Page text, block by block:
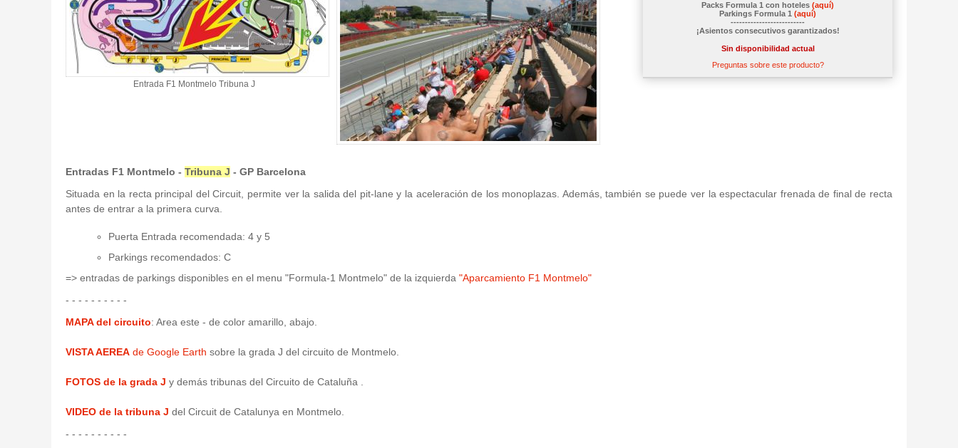
Entrada F1 Montmelo Tribuna J
Packs Formula 1 con hoteles (aquí)
Parkings Formula 1 (aquí)
--------------------------
¡Asientos consecutivos garantizados!
Sin disponibilidad actual
Preguntas sobre este producto?
Entradas F1 Montmelo - Tribuna J - GP Barcelona
Situada en la recta principal del Circuit, permite ver la salida del pit-lane y la aceleración de los monoplazas. Además, también se puede ver la espectacular frenada de final de recta
antes de entrar a la primera curva.
Puerta Entrada recomendada: 4 y 5
Parkings recomendados: C
=> entradas de parkings disponibles en el menu "Formula-1 Montmelo" de la izquierda "Aparcamiento F1 Montmelo"
- - - - - - - - - -
MAPA del circuito: Area este - de color amarillo, abajo.
VISTA AEREA de Google Earth sobre la grada J del circuito de Montmelo.
FOTOS de la grada J y demás tribunas del Circuito de Cataluña .
VIDEO de la tribuna J del Circuit de Catalunya en Montmelo.
- - - - - - - - - -